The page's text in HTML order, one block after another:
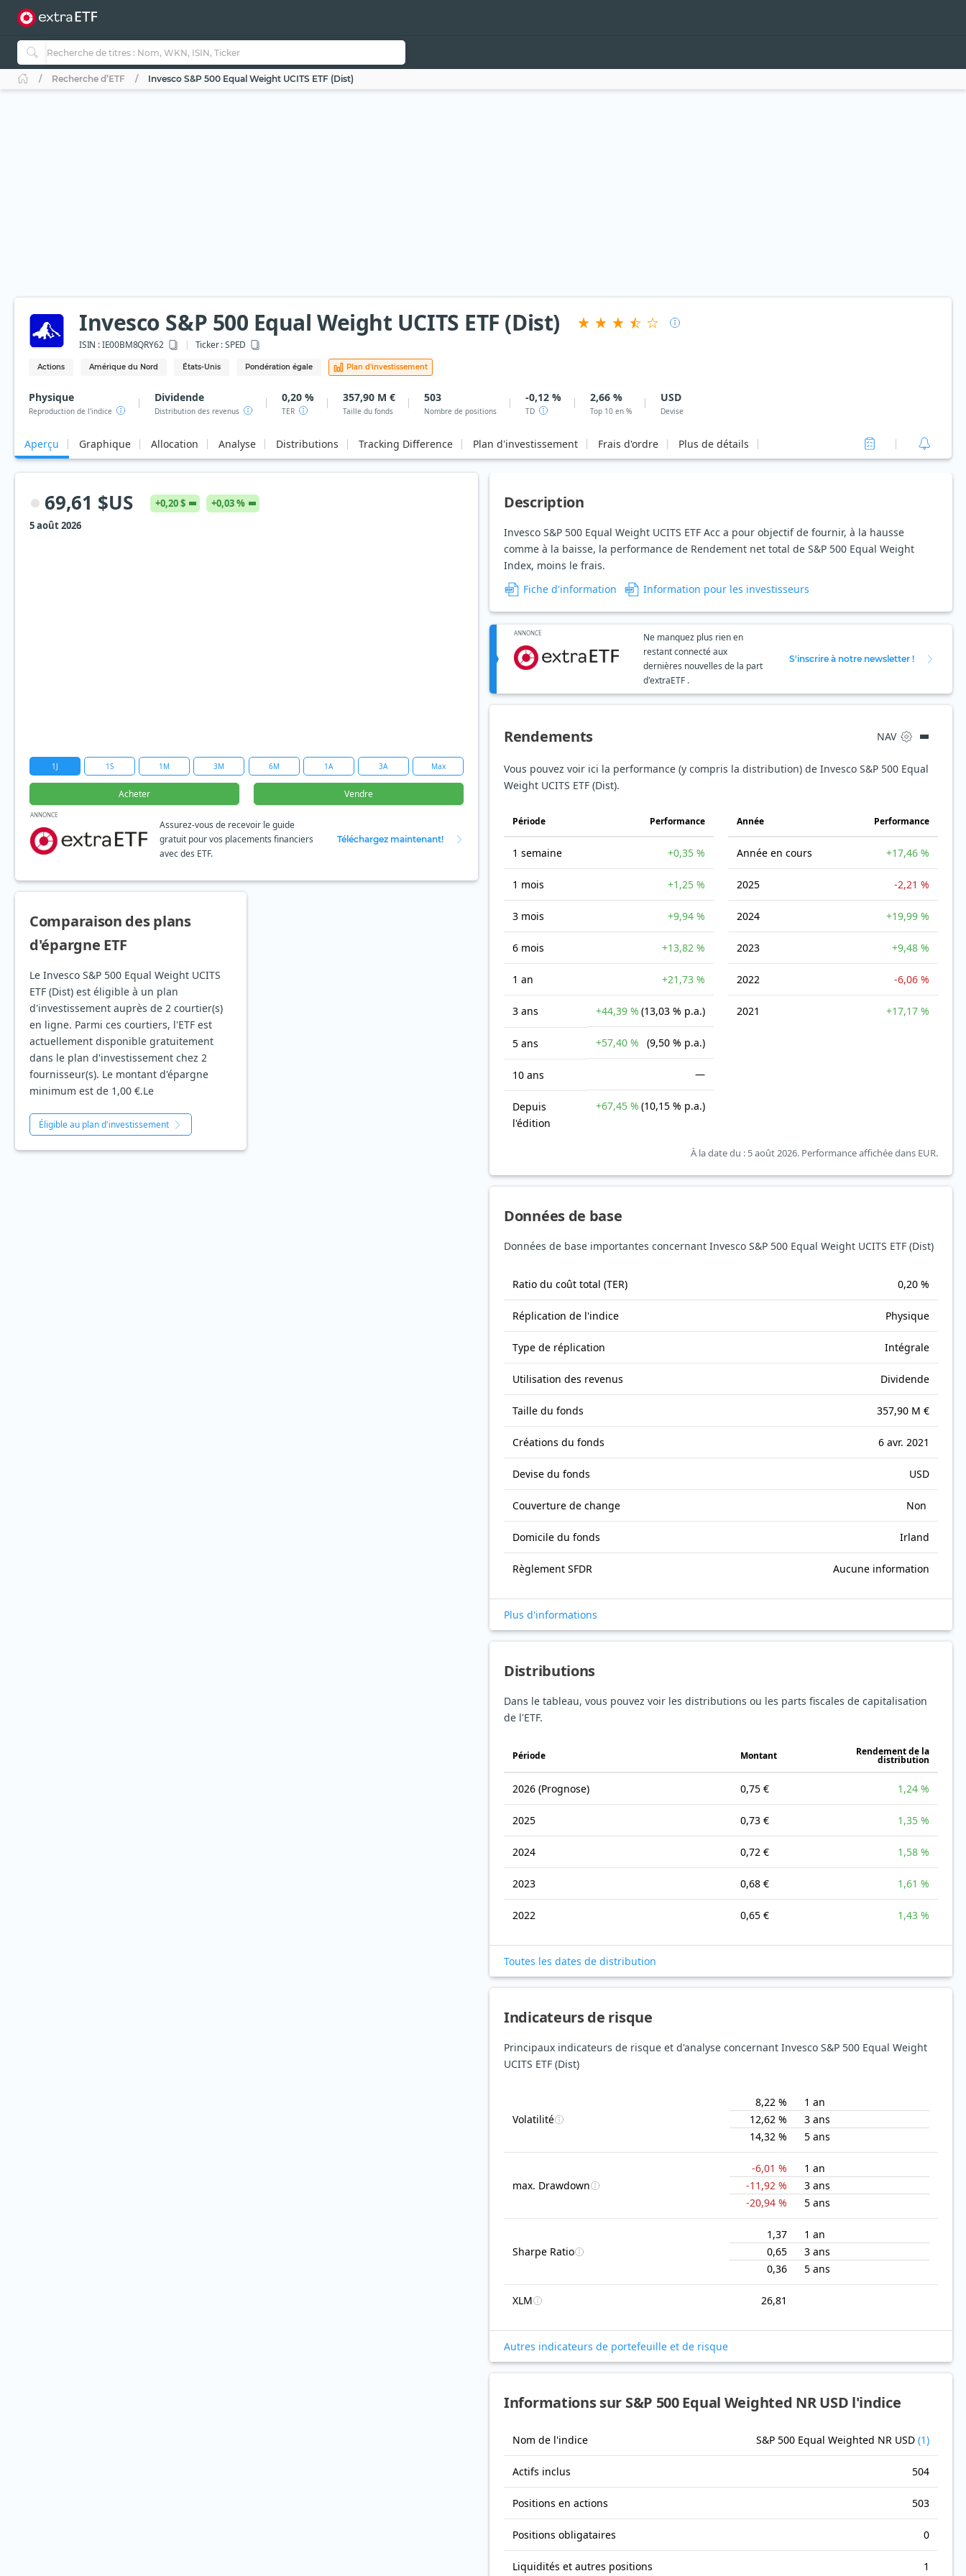
Recherche d’ETF Invesco S&P 500 Equal Weight UCITS ETF (Dist)
Invesco S&P 500 Equal Weight UCITS ETF (Dist)
ISIN :IE00BM8QRY62 Ticker :SPED
Actions Amérique du Nord États-Unis Pondération égale Plan d'investissement
Physique
Reproduction de l'indice
Dividende
Distribution des revenus
0,20 %
TER
357,90 M €
Taille du fonds
503
Nombre de positions
-0,12 %
TD
2,66 %
Top 10 en %
USD
Devise
Aperçu Graphique Allocation Analyse Distributions Tracking Difference Plan d'investissement Frais d'ordre Plus de détails
69,61 $US +0,20 $
+0,03 %
5 août 2026
1J 1S 1M 3M 6M 1A 3A Max
Acheter Vendre
ANNONCE
Assurez-vous de recevoir le guide
gratuit pour vos placements financiers
avec des ETF.
Téléchargez maintenant!
Comparaison des plans
d'épargne ETF
Le Invesco S&P 500 Equal Weight UCITS
ETF (Dist) est éligible à un plan
d'investissement auprès de 2 courtier(s)
en ligne. Parmi ces courtiers, l'ETF est
actuellement disponible gratuitement
dans le plan d'investissement chez 2
fournisseur(s). Le montant d'épargne
minimum est de 1,00 €.Le
Éligible au plan d'investissement
Description
Invesco S&P 500 Equal Weight UCITS ETF Acc a pour objectif de fournir, à la hausse
comme à la baisse, la performance de Rendement net total de S&P 500 Equal Weight
Index, moins le frais.
Fiche d'information
Information pour les investisseurs
ANNONCE
Ne manquez plus rien en
restant connecté aux
dernières nouvelles de la part
d'extraETF .
S'inscrire à notre newsletter !
Rendements NAV
Vous pouvez voir ici la performance (y compris la distribution) de Invesco S&P 500 Equal
Weight UCITS ETF (Dist).
Période Performance
1 semaine +0,35 %
1 mois +1,25 %
3 mois +9,94 %
6 mois +13,82 %
1 an +21,73 %
3 ans +44,39 % (13,03 % p.a.)
5 ans +57,40 % (9,50 % p.a.)
10 ans —
Depuis
l'édition
+67,45 % (10,15 % p.a.)
Année Performance
Année en cours +17,46 %
2025 -2,21 %
2024 +19,99 %
2023 +9,48 %
2022 -6,06 %
2021 +17,17 %
À la date du : 5 août 2026. Performance affichée dans EUR.
Données de base
Données de base importantes concernant Invesco S&P 500 Equal Weight UCITS ETF (Dist)
Ratio du coût total (TER) 0,20 %
Réplication de l'indice Physique
Type de réplication Intégrale
Utilisation des revenus Dividende
Taille du fonds 357,90 M €
Créations du fonds 6 avr. 2021
Devise du fonds USD
Couverture de change Non
Domicile du fonds Irland
Règlement SFDR Aucune information
Plus d'informations
Distributions
Dans le tableau, vous pouvez voir les distributions ou les parts fiscales de capitalisation
de l'ETF.
Période Montant Rendement de la
distribution
2026 (Prognose) 0,75 € 1,24 %
2025 0,73 € 1,35 %
2024 0,72 € 1,58 %
2023 0,68 € 1,61 %
2022 0,65 € 1,43 %
Toutes les dates de distribution
Indicateurs de risque
Principaux indicateurs de risque et d'analyse concernant Invesco S&P 500 Equal Weight
UCITS ETF (Dist)
Volatilité
8,22 %
1 an
12,62 %
3 ans
14,32 %
5 ans
max. Drawdown
-6,01 %
1 an
-11,92 %
3 ans
-20,94 %
5 ans
Sharpe Ratio
1,37
1 an
0,65
3 ans
0,36
5 ans
XLM 26,81
Autres indicateurs de portefeuille et de risque
Informations sur S&P 500 Equal Weighted NR USD l'indice
Nom de l'indice S&P 500 Equal Weighted NR USD (1)
Actifs inclus 504
Positions en actions 503
Positions obligataires 0
Liquidités et autres positions 1